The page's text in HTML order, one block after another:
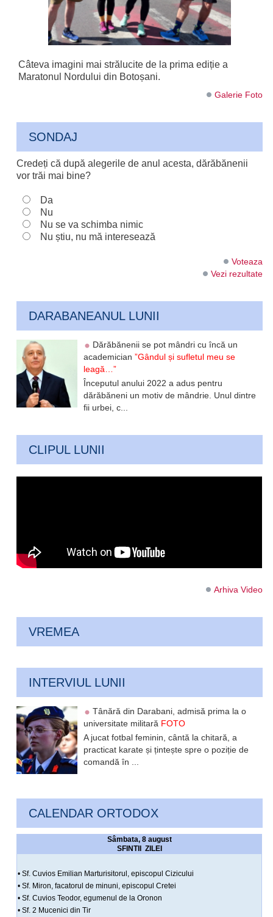
Câteva imagini mai strălucite de la prima ediție a
Maratonul Nordului din Botoșani.
Galerie Foto
SONDAJ
Credeți că după alegerile de anul acesta, dărăbănenii
vor trăi mai bine?
Da
Nu
Nu se va schimba nimic
Nu știu, nu mă interesează
Voteaza
Vezi rezultate
DARABANEANUL LUNII
Dărăbănenii se pot mândri cu încă un
academician”Gândul și sufletul meu se
leagă…”
Începutul anului 2022 a adus pentru
dărăbăneni un motiv de mândrie. Unul dintre
fii urbei, c...
CLIPUL LUNII
Arhiva Video
VREMEA
INTERVIUL LUNII
Tânără din Darabani, admisă prima la o
universitate militară FOTO
A jucat fotbal feminin, cântă la chitară, a
practicat karate și țintește spre o poziție de
comandă în ...
CALENDAR ORTODOX
Sâmbata, 8 august
SFINTII ZILEI
• Sf. Cuvios Emilian Marturisitorul, episcopul Cizicului
• Sf. Miron, facatorul de minuni, episcopul Cretei
• Sf. Cuvios Teodor, egumenul de la Oronon
• Sf. 2 Mucenici din Tir